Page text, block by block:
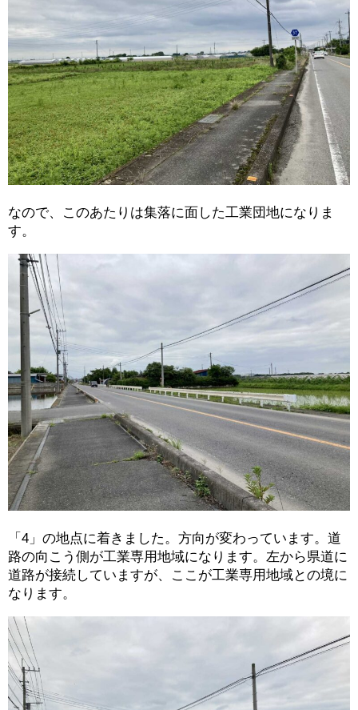
なので、このあたりは集落に面した工業団地になりま
す。
「4」の地点に着きました。方向が変わっています。道
路の向こう側が工業専用地域になります。左から県道に
道路が接続していますが、ここが工業専用地域との境に
なります。